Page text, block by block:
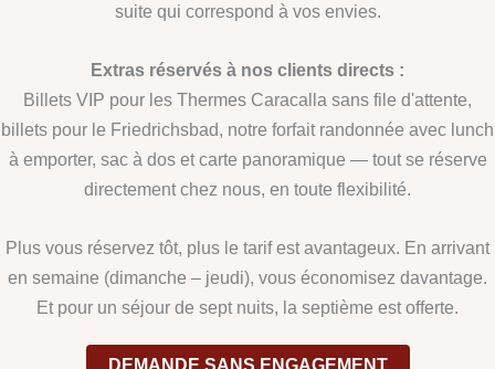
suite qui correspond à vos envies.
Extras réservés à nos clients directs :
Billets VIP pour les Thermes Caracalla sans file d'attente,
billets pour le Friedrichsbad, notre forfait randonnée avec lunch
à emporter, sac à dos et carte panoramique — tout se réserve
directement chez nous, en toute flexibilité.
Plus vous réservez tôt, plus le tarif est avantageux. En arrivant
en semaine (dimanche – jeudi), vous économisez davantage.
Et pour un séjour de sept nuits, la septième est offerte.
DEMANDE SANS ENGAGEMENT